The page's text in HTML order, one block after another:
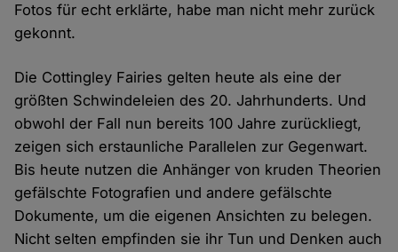
Fotos für echt erklärte, habe man nicht mehr zurück
gekonnt.
Die Cottingley Fairies gelten heute als eine der
größten Schwindeleien des 20. Jahrhunderts. Und
obwohl der Fall nun bereits 100 Jahre zurückliegt,
zeigen sich erstaunliche Parallelen zur Gegenwart.
Bis heute nutzen die Anhänger von kruden Theorien
gefälschte Fotografien und andere gefälschte
Dokumente, um die eigenen Ansichten zu belegen.
Nicht selten empfinden sie ihr Tun und Denken auch